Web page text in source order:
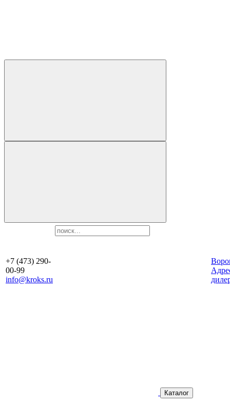
+7 (473) 290-
00-99
info@kroks.ru
Каталог